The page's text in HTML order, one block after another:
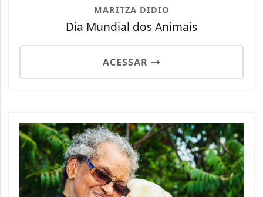
MARITZA DIDIO
Dia Mundial dos Animais
ACESSAR